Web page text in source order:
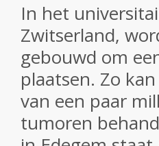
In het
Zwitserland,
gebouwd om
plaatsen. Zo
van een paar
tumoren